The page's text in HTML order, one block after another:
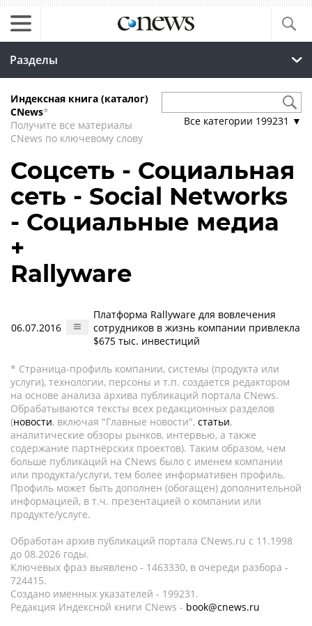
Разделы
Индексная книга (каталог)
CNews*
Получите все материалы
CNews по ключевому слову
Все категории 199231 ▼
Соцсеть - Социальная
сеть - Social Networks
- Социальные медиа
+
Rallyware
06.07.2016
Платформа Rallyware для вовлечения
сотрудников в жизнь компании привлекла
$675 тыс. инвестиций
* Страница-профиль компании, системы (продукта или
услуги), технологии, персоны и т.п. создается редактором
на основе анализа архива публикаций портала CNews.
Обрабатываются тексты всех редакционных разделов
(новости, включая "Главные новости", статьи,
аналитические обзоры рынков, интервью, а также
содержание партнёрских проектов). Таким образом, чем
больше публикаций на CNews было с именем компании
или продукта/услуги, тем более информативен профиль.
Профиль может быть дополнен (обогащен) дополнительной
информацией, в т.ч. презентацией о компании или
продукте/услуге.
Обработан архив публикаций портала CNews.ru c 11.1998
до 08.2026 годы.
Ключевых фраз выявлено - 1463330, в очереди разбора -
724415.
Создано именных указателей - 199231.
Редакция Индексной книги CNews - book@cnews.ru